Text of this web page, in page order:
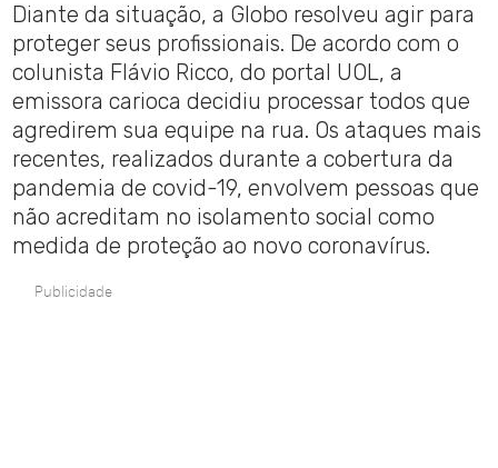
Diante da situação, a Globo resolveu agir para
proteger seus profissionais. De acordo com o
colunista Flávio Ricco, do portal UOL, a
emissora carioca decidiu processar todos que
agredirem sua equipe na rua. Os ataques mais
recentes, realizados durante a cobertura da
pandemia de covid-19, envolvem pessoas que
não acreditam no isolamento social como
medida de proteção ao novo coronavírus.
Publicidade